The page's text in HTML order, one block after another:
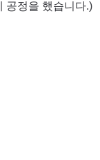
공정을 했습니다.)